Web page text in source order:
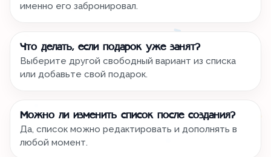
именно его забронировал.
Что делать, если подарок уже занят?
Выберите другой свободный вариант из списка
или добавьте свой подарок.
Можно ли изменить список после создания?
Да, список можно редактировать и дополнять в
любой момент.